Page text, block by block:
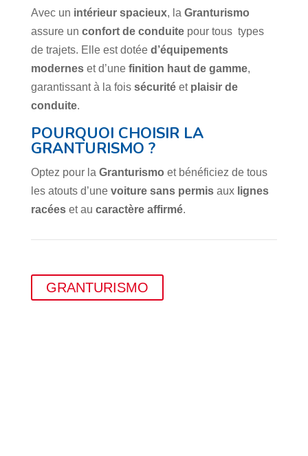
Avec un intérieur spacieux, la Granturismo
assure un confort de conduitepour tous types
de trajets. Elle est dotée d’équipements
moderneset d’une finition haut de gamme,
garantissant à la fois sécuritéet plaisir de
conduite.
POURQUOI CHOISIR LA
GRANTURISMO ?
Optez pour la Granturismo et bénéficiez de tous
les atouts d’une voiture sans permisaux lignes
racéeset au caractère affirmé.
GRANTURISMO